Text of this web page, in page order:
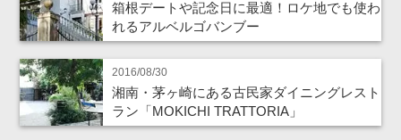
箱根デートや記念日に最適！ロケ地でも使わ
れるアルベルゴバンブー
2016/08/30
湘南・茅ヶ崎にある古民家ダイニングレスト
ラン「MOKICHI TRATTORIA」